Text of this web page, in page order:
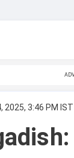
2025, 3:46 PM IST